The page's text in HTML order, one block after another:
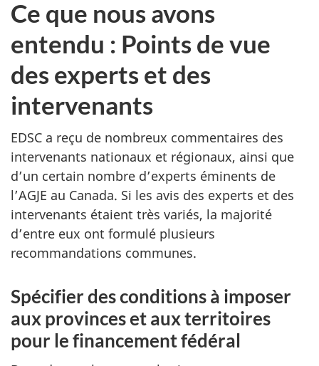
Ce que nous avons
entendu : Points de vue
des experts et des
intervenants
EDSC a reçu de nombreux commentaires des
intervenants nationaux et régionaux, ainsi que
d’un certain nombre d’experts éminents de
l’AGJE au Canada. Si les avis des experts et des
intervenants étaient très variés, la majorité
d’entre eux ont formulé plusieurs
recommandations communes.
Spécifier des conditions à imposer
aux provinces et aux territoires
pour le financement fédéral